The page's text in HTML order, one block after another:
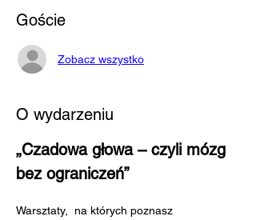
Goście
Zobacz wszystko
O wydarzeniu
„Czadowa głowa – czyli mózg
bez ograniczeń”
Warsztaty,  na których poznasz